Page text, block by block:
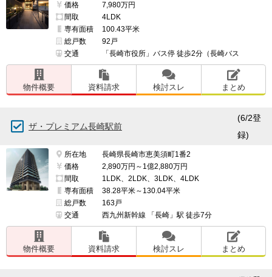
価格
7,980万円
間取
4LDK
専有面積
100.43平米
総戸数
92戸
交通
「長崎市役所」バス停 徒歩2分（長崎バス
物件概要 資料請求 検討スレ まとめ
ザ・プレミアム長崎駅前
(6/2登
録)
所在地
長崎県長崎市恵美須町1番2
価格
2,890万円～1億2,880万円
間取
1LDK、2LDK、3LDK、4LDK
専有面積
38.28平米～130.04平米
総戸数
163戸
交通
西九州新幹線 「長崎」駅 徒歩7分
物件概要 資料請求 検討スレ まとめ